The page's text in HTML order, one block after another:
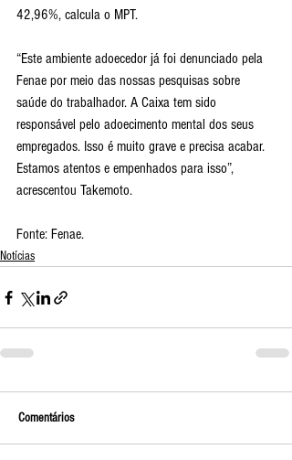
42,96%, calcula o MPT.
“Este ambiente adoecedor já foi denunciado pela
Fenae por meio das nossas pesquisas sobre
saúde do trabalhador. A Caixa tem sido
responsável pelo adoecimento mental dos seus
empregados. Isso é muito grave e precisa acabar.
Estamos atentos e empenhados para isso”,
acrescentou Takemoto.
Fonte: Fenae.
Notícias
Comentários